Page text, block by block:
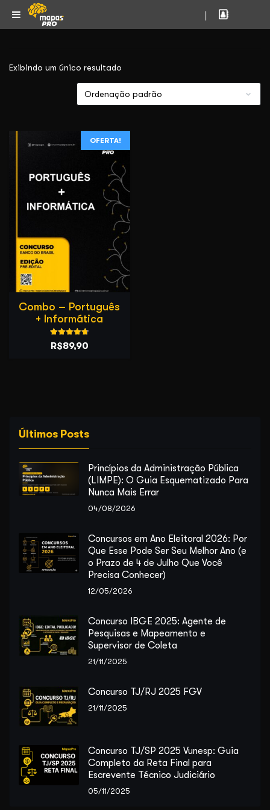
Exibindo um único resultado
OFERTA!
Combo – Português
+ Informática
Avaliação
4.75
O
R$89,90
O
Últimos Posts
Princípios da Administração Pública
(LIMPE): O Guia Esquematizado Para
Nunca Mais Errar
04/08/2026
Concursos em Ano Eleitoral 2026: Por
Que Esse Pode Ser Seu Melhor Ano (e
o Prazo de 4 de Julho Que Você
Precisa Conhecer)
12/05/2026
Concurso IBGE 2025: Agente de
Pesquisas e Mapeamento e
Supervisor de Coleta
21/11/2025
Concurso TJ/RJ 2025 FGV
21/11/2025
Concurso TJ/SP 2025 Vunesp: Guia
Completo da Reta Final para
Escrevente Técnico Judiciário
05/11/2025
|